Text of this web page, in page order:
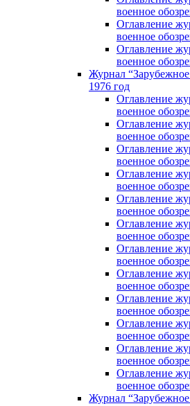
военное
Оглавление
военное
Оглавление
военное
Журнал “Зарубежное
1976 год
Оглавление
военное
Оглавление
военное
Оглавление
военное
Оглавление
военное
Оглавление
военное
Оглавление
военное
Оглавление
военное
Оглавление
военное
Оглавление
военное
Оглавление
военное
Оглавление
военное
Оглавление
военное
Журнал “Зарубежное